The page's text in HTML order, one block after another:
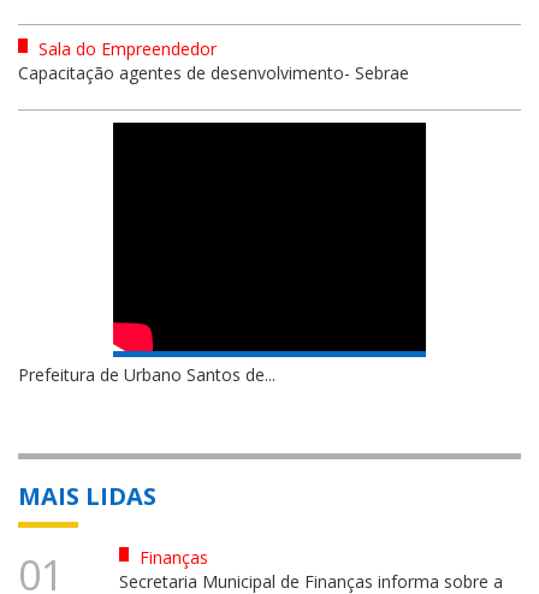
Sala do Empreendedor
Capacitação agentes de desenvolvimento- Sebrae
Prefeitura de Urbano Santos de...
MAIS LIDAS
01
Finanças
Secretaria Municipal de Finanças informa sobre a